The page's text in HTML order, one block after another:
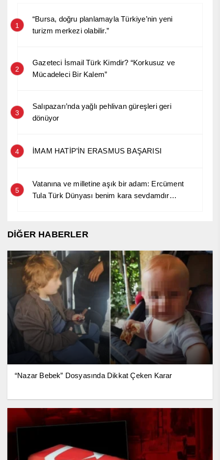
1
“Bursa, doğru planlamayla Türkiye’nin yeni
turizm merkezi olabilir.”
2
Gazeteci İsmail Türk Kimdir? “Korkusuz ve
Mücadeleci Bir Kalem”
3
Salıpazarı’nda yağlı pehlivan güreşleri geri
dönüyor
4 İMAM HATİP’İN ERASMUS BAŞARISI
5
Vatanına ve milletine aşık bir adam: Ercüment
Tula Türk Dünyası benim kara sevdamdır…
DİĞER HABERLER
“Nazar Bebek” Dosyasında Dikkat Çeken Karar